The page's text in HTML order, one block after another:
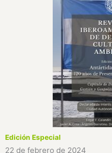
Edición Especial
22 de febrero de 2024